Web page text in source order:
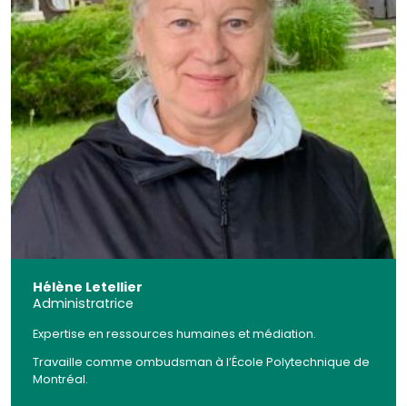
Hélène Letellier
Administratrice
Expertise en ressources humaines et médiation.
Travaille comme ombudsman à l’École Polytechnique de
Montréal.